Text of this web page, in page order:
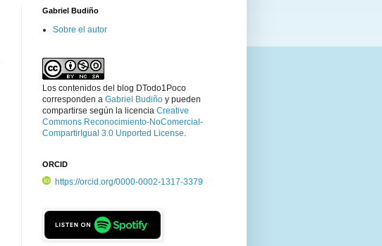
Gabriel Budiño
Sobre el autor
Los contenidos del blog DTodo1Poco
corresponden a Gabriel Budiño y pueden
compartirse según la licencia Creative
Commons Reconocimiento-NoComercial-
CompartirIgual 3.0 Unported License.
ORCID
https://orcid.org/0000-0002-1317-3379